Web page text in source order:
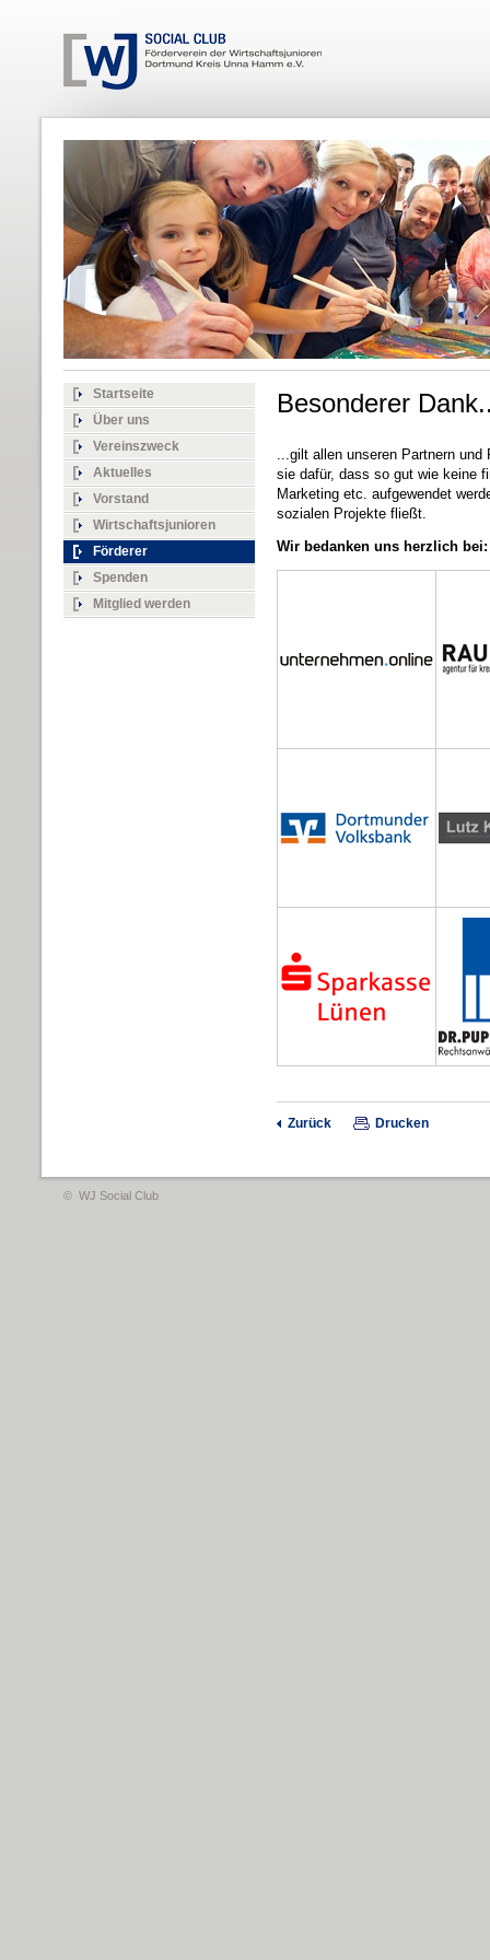
Startseite
Über uns
Vereinszweck
Aktuelles
Vorstand
Wirtschaftsjunioren
Förderer
Spenden
Mitglied werden
Besonderer
...gilt allen unseren Partnern und
sie dafür, dass so gut wie keine
Marketing etc. aufgewendet
sozialen Projekte fließt.
Wir bedanken uns herzlich bei:
Zurück Drucken
© WJ Social Club